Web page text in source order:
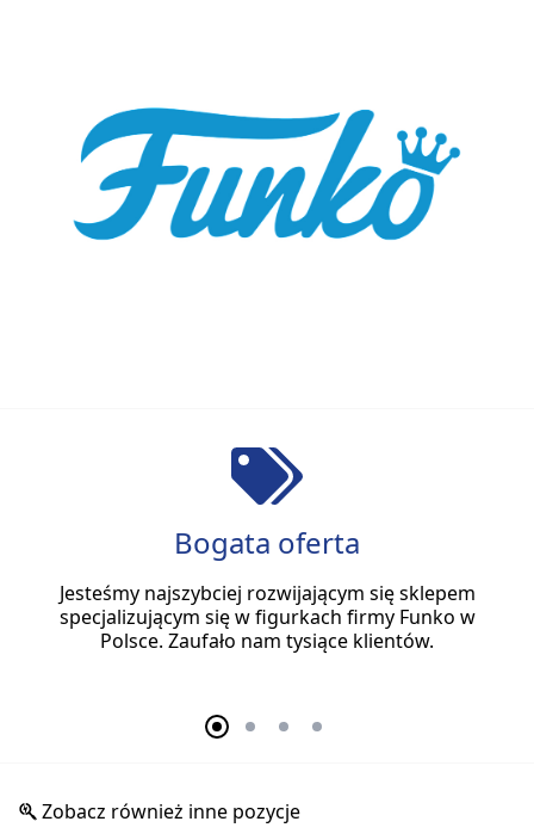
Bogata oferta
Jesteśmy najszybciej rozwijającym się sklepem
specjalizującym się w figurkach firmy Funko w
Polsce. Zaufało nam tysiące klientów.
Zobacz również inne pozycje